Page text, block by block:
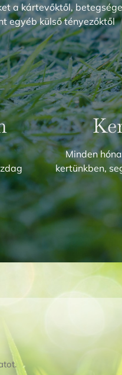
a kártevőktől,
egyéb külső tényezőktől
Minden
kertünkben,